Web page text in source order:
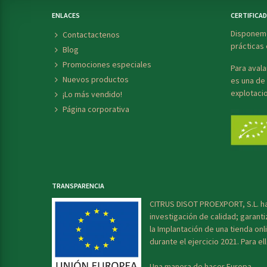
ENLACES
Contactactenos
Blog
Promociones especiales
Nuevos productos
¡Lo más vendido!
Página corporativa
prácticas
Para
es una
TRANSPARENCIA
CITRUS DISOT PROEXPORT,
investigación de calidad;
la Implantación de una tienda
durante el ejercicio 2021. Para